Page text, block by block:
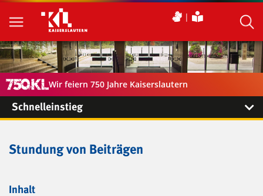
Wir feiern 750 Jahre Kaiserslautern
Schnelleinstieg
Stundung von Beiträgen
Inhalt